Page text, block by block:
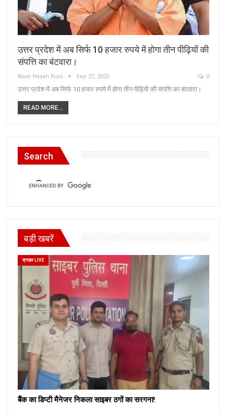
उत्तर प्रदेश में अब सिर्फ 10 हजार रुपये में होगा तीन पीढ़ियों की
संपत्ति का बंटवारा।
Noor Hasan Rizvi Sep 27, 2025 0
उत्तर प्रदेश में अब सिर्फ 10 हजार रुपये में होगा तीन पीढ़ियों की संपत्ति का बंटवारा।
READ MORE...
Search
बड़ी खबरें
क्राइम LIVE
बैंक का डिप्टी मैनेजर निकला साइबर ठगों का सरगना!